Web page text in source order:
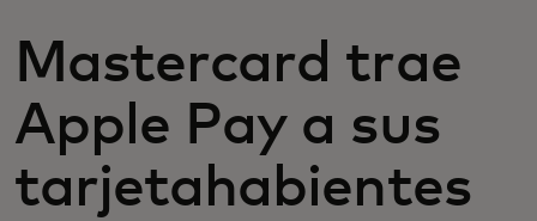
Para innovadores
Noticias y tendencias
Mastercard trae
Apple Pay a sus
tarjetahabientes